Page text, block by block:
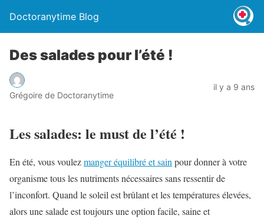
Doctoranytime Blog
Des salades pour l’été !
Grégoire de Doctoranytime
il y a 9 ans
Les salades: le must de l’été !
En été, vous voulezmanger équilibré et sain pour donner à votre
organisme tous les nutriments nécessaires sans ressentir de
l’inconfort. Quand le soleil est brûlant et les températures élevées,
alors une salade est toujours une option facile, saine et